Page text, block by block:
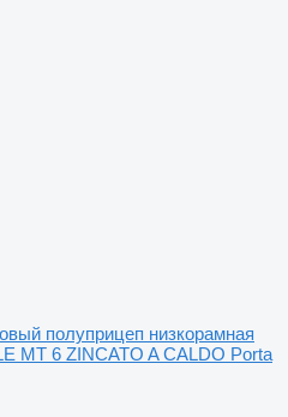
полуприцеп низкорамная
MT 6 ZINCATO A CALDO Porta